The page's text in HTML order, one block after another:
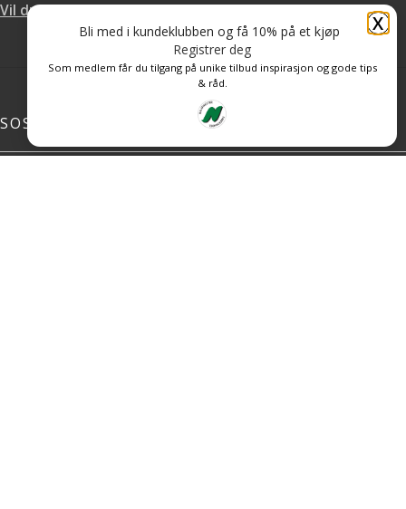
Vil du leie hos oss?
SOSIALE MEDIER
X
Bli med i kundeklubben og få 10% på et kjøp
Registrer deg
Som medlem får du tilgang på unike tilbud inspirasjon og gode tips
& råd.